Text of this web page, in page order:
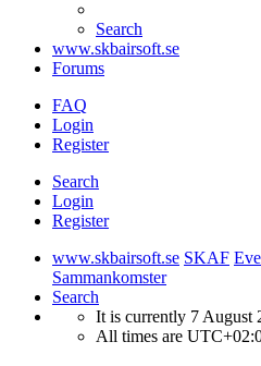
Search
www.skbairsoft.se
Forums
FAQ
Login
Register
Search
Login
Register
www.skbairsoft.se SKAF
Sammankomster
Search
It is currently 7 August
All times are